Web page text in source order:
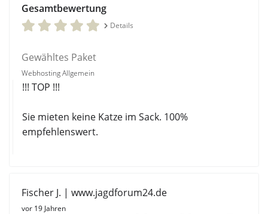
Gesamtbewertung
Details
Gewähltes Paket
Webhosting Allgemein
!!! TOP !!!
Sie mieten keine Katze im Sack. 100%
empfehlenswert.
Fischer J. | www.jagdforum24.de
vor 19 Jahren